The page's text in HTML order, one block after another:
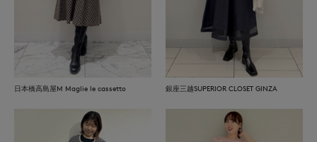
日本橋高島屋M Maglie le cassetto 銀座三越SUPERIOR CLOSET GINZA